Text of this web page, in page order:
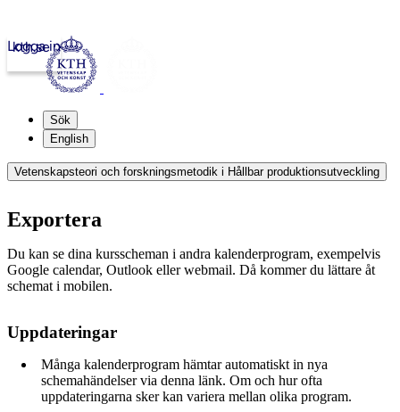
kth.se
Logga in
Sök
English
Vetenskapsteori och forskningsmetodik i Hållbar produktionsutveckling
Exportera
Du kan se dina kursscheman i andra kalenderprogram, exempelvis
Google calendar, Outlook eller webmail. Då kommer du lättare åt
schemat i mobilen.
Uppdateringar
Många kalenderprogram hämtar automatiskt in nya
schemahändelser via denna länk. Om och hur ofta
uppdateringarna sker kan variera mellan olika program.